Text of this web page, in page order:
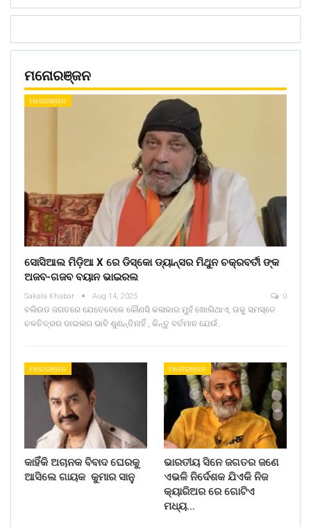
ମନୋରଞ୍ଜନ
ମନୋରଞ୍ଜନ
ସୋସିଆଲ ମିଡ଼ିଆ X ରେ ଡିସ୍କୋ ଡ୍ୟାନ୍ସର ମିଥୁନ ଚକ୍ରବର୍ତୀ ଙ୍କ
ଅଜବ-ଗଜବ ବୟାନ ଭାଇରଲ
Sakala Khabar Aug 14, 2025 0
ବଲିଉଡ ଜଗତରେ ଯେତେବେଳେ କୌଣସି କଳାକାର ମୁହଁ ଖୋଲିଥାଏ, ତାକୁ ସମସ୍ତେ
ଚଳଚିତ୍ରର ଡାଇଲଗ ଭାବି ଶୁଣନ୍ତିନାହିଁ , କିନ୍ତୁ ବର୍ତମାନ ଯେଉଁ…
ମନୋରଞ୍ଜନ
କାହିଁକି ଅଚାନକ ବିବାଦ ଘେରକୁ
ଆସିଲେ ଗାୟକ କୁମାର ସାନୁ
ମନୋରଞ୍ଜନ
ଭାରତୀୟ ସିନେ ଜଗତର ଜଣେ
ଏଭଳି ନିର୍ଦେଶକ ଯିଏକି ନିଜ
କ୍ୟାରିଅର ରେ ଗୋଟିଏ
ମଧ୍ୟ…